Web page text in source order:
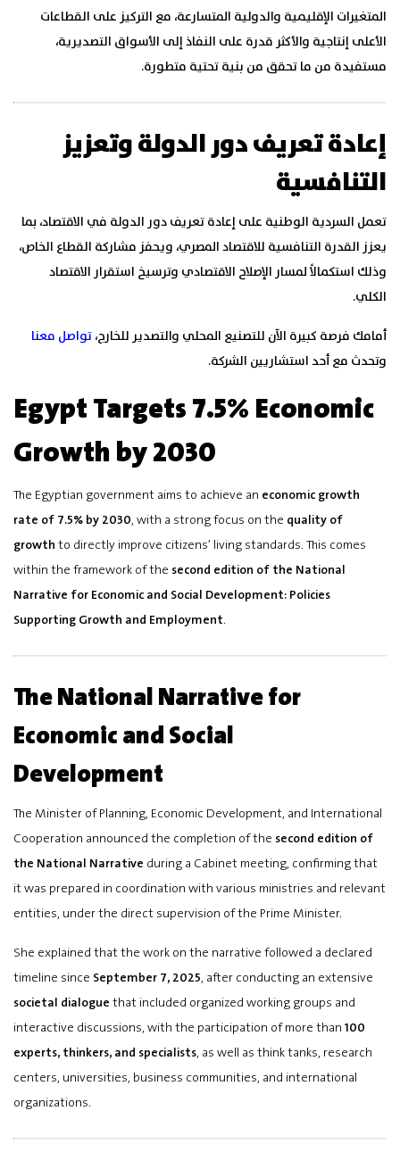
المتغيرات الإقليمية والدولية المتسارعة، مع التركيز على القطاعات
الأعلى إنتاجية والأكثر قدرة على النفاذ إلى الأسواق التصديرية،
مستفيدة من ما تحقق من بنية تحتية متطورة.
إعادة تعريف دور الدولة وتعزيز
التنافسية
تعمل السردية الوطنية على إعادة تعريف دور الدولة في الاقتصاد، بما
يعزز القدرة التنافسية للاقتصاد المصري، ويحفز مشاركة القطاع الخاص،
وذلك استكمالاً لمسار الإصلاح الاقتصادي وترسيخ استقرار الاقتصاد
الكلي.
أمامك فرصة كبيرة الآن للتصنيع المحلي والتصدير للخارج،تواصل معنا
وتحدث مع أحد استشاريين الشركة.
Egypt Targets 7.5% Economic
Growth by 2030
The Egyptian government aims to achieve an economic growth
rate of 7.5% by 2030, with a strong focus on the quality of
growthto directly improve citizens’ living standards. This comes
within the framework of the second edition of the National
Narrative for Economic and Social Development: Policies
Supporting Growth and Employment.
The National Narrative for
Economic and Social
Development
The Minister of Planning, Economic Development, and International
Cooperation announced the completion of the second edition of
the National Narrative during a Cabinet meeting, confirming that
it was prepared in coordination with various ministries and relevant
entities, under the direct supervision of the Prime Minister.
She explained that the work on the narrative followed a declared
timeline since September 7, 2025, after conducting an extensive
societal dialoguethat included organized working groups and
interactive discussions, with the participation of more than100
experts, thinkers, and specialists, as well as think tanks, research
centers, universities, business communities, and international
organizations.